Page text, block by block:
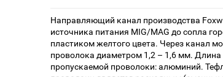
Направляющий канал производства
источника питания MIG/MAG до сопла
пластиком желтого цвета. Через канал
проволока диаметром 1,2 – 1,6 мм. Длина
пропускаемой проволоки: алюминий.